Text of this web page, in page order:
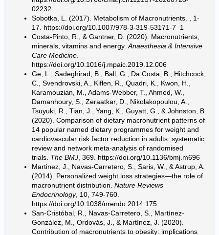
02232
Sobotka, L. (2017). Metabolism of Macronutrients. , 1-
17. https://doi.org/10.1007/978-3-319-53171-7_1
Costa-Pinto, R., & Gantner, D. (2020). Macronutrients,
minerals, vitamins and energy. Anaesthesia & Intensive
Care Medicine
https://doi.org/10.1016/j.mpaic.2019.12.006
Ge, L., Sadeghirad, B., Ball, G., Da Costa, B., Hitchcock,
C., Svendrovski, A., Kiflen, R., Quadri, K., Kwon, H.,
Karamouzian, M., Adams-Webber, T., Ahmed, W.,
Damanhoury, S., Zeraatkar, D., Nikolakopoulou, A.,
Tsuyuki, R., Tian, J., Yang, K., Guyatt, G., & Johnston, B.
(2020). Comparison of dietary macronutrient patterns of
14 popular named dietary programmes for weight and
cardiovascular risk factor reduction in adults: systematic
review and network meta-analysis of randomised
trials. The BMJ , 369. https://doi.org/10.1136/bmj.m696
Martinez, J., Navas-Carretero, S., Saris, W., & Astrup, A.
(2014). Personalized weight loss strategies—the role of
macronutrient distribution. Nature Reviews
Endocrinology, 10, 749-760.
https://doi.org/10.1038/nrendo.2014.175
San-Cristóbal, R., Navas-Carretero, S., Martínez-
González, M., Ordovás, J., & Martínez, J. (2020).
Contribution of macronutrients to obesity: implications